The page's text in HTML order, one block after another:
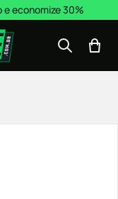
e economize 30%